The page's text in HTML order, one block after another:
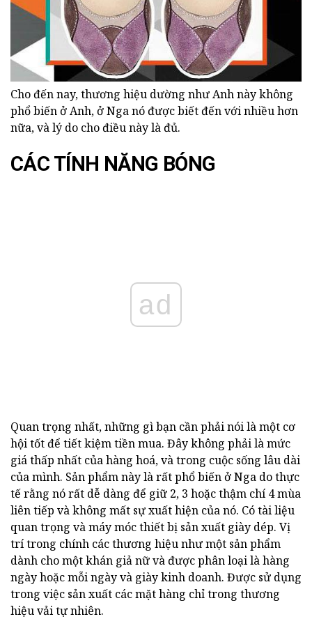
Cho đến nay, thương hiệu dường như Anh này không
phổ biến ở Anh, ở Nga nó được biết đến với nhiều hơn
nữa, và lý do cho điều này là đủ.
CÁC TÍNH NĂNG BÓNG
ad
Quan trọng nhất, những gì bạn cần phải nói là một cơ
hội tốt để tiết kiệm tiền mua. Đây không phải là mức
giá thấp nhất của hàng hoá, và trong cuộc sống lâu dài
của mình. Sản phẩm này là rất phổ biến ở Nga do thực
tế rằng nó rất dễ dàng để giữ 2, 3 hoặc thậm chí 4 mùa
liên tiếp và không mất sự xuất hiện của nó. Có tài liệu
quan trọng và máy móc thiết bị sản xuất giày dép. Vị
trí trong chính các thương hiệu như một sản phẩm
dành cho một khán giả nữ và được phân loại là hàng
ngày hoặc mỗi ngày và giày kinh doanh. Được sử dụng
trong việc sản xuất các mặt hàng chỉ trong thương
hiệu vải tự nhiên.